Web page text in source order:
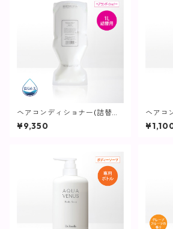
ヘアコンディショナー(詰替用)
/ 1L【ヘア・ボディ】
¥9,350
ヘアコ
専用ボ
ディ】